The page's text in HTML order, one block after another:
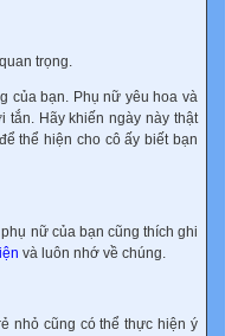
trọng.
của bạn. Phụ nữ yêu hoa và
Hãy khiến ngày này thật
thể hiện cho cô ấy biết bạn
nữ của bạn cũng thích ghi
và luôn nhớ về chúng.
nhỏ cũng có thể thực hiện ý